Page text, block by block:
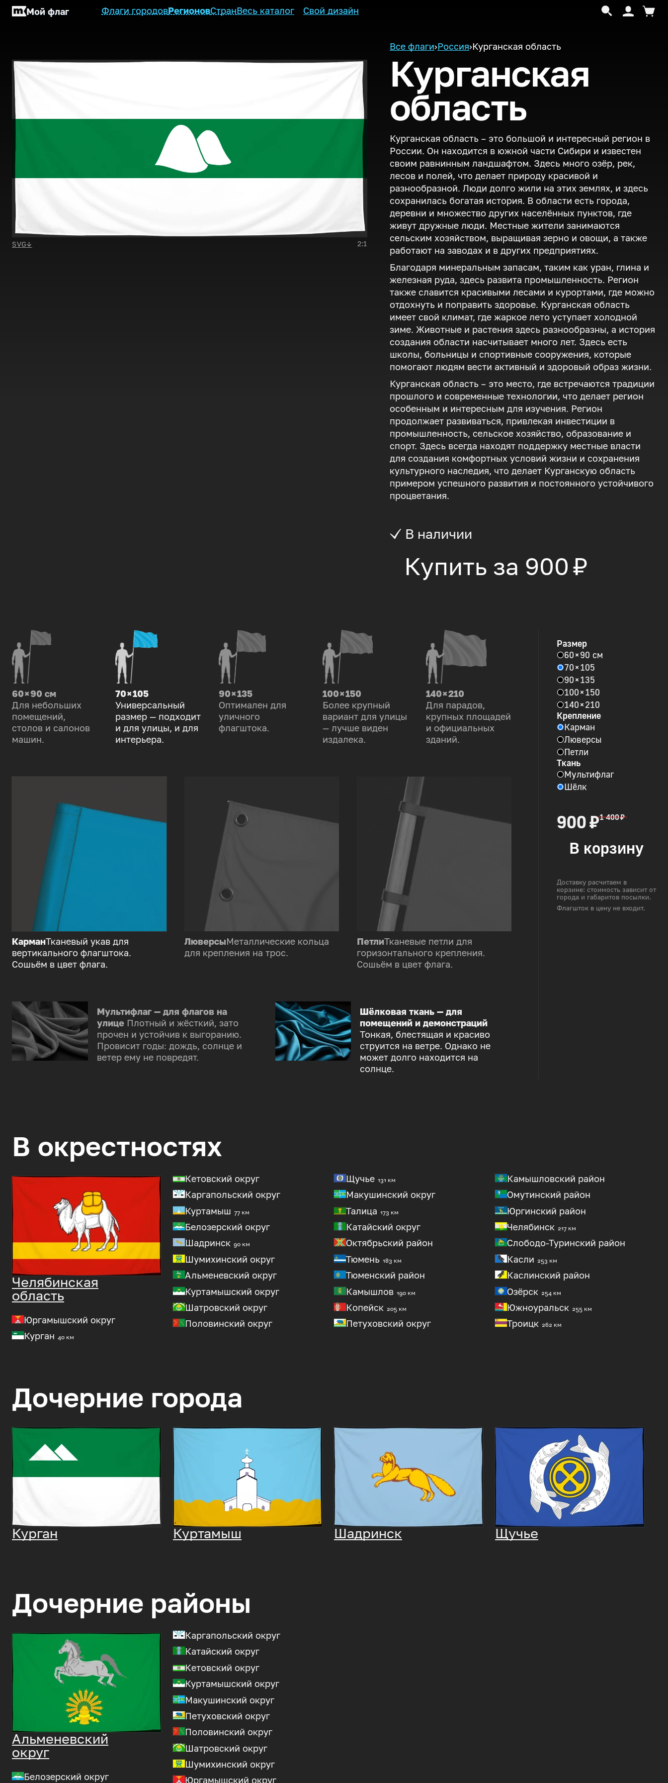
Мой флаг Флаги городовРегионовСтранВесь каталог Свой дизайн
Все флаги›Россия›Курганская область
SVG↓ 2:1
Курганская
область
Курганская область – это большой и интересный регион в
России. Он находится в южной части Сибири и известен
своим равнинным ландшафтом. Здесь много озёр, рек,
лесов и полей, что делает природу красивой и
разнообразной. Люди долго жили на этих землях, и здесь
сохранилась богатая история. В области есть города,
деревни и множество других населённых пунктов, где
живут дружные люди. Местные жители занимаются
сельским хозяйством, выращивая зерно и овощи, а также
работают на заводах и в других предприятиях.
Благодаря минеральным запасам, таким как уран, глина и
железная руда, здесь развита промышленность. Регион
также славится красивыми лесами и курортами, где можно
отдохнуть и поправить здоровье. Курганская область
имеет свой климат, где жаркое лето уступает холодной
зиме. Животные и растения здесь разнообразны, а история
создания области насчитывает много лет. Здесь есть
школы, больницы и спортивные сооружения, которые
помогают людям вести активный и здоровый образ жизни.
Курганская область – это место, где встречаются традиции
прошлого и современные технологии, что делает регион
особенным и интересным для изучения. Регион
продолжает развиваться, привлекая инвестиции в
промышленность, сельское хозяйство, образование и
спорт. Здесь всегда находят поддержку местные власти
для создания комфортных условий жизни и сохранения
культурного наследия, что делает Курганскую область
примером успешного развития и постоянного устойчивого
процветания.
В наличии
Купить за 900 ₽
60 × 90 см
Для небольших
помещений,
столов и салонов
машин.
70 × 105
Универсальный
размер — подходит
и для улицы, и для
интерьера.
90 × 135
Оптимален для
уличного
флагштока.
100 × 150
Более крупный
вариант для улицы
— лучше виден
издалека.
140 × 210
Для парадов,
крупных площадей
и официальных
зданий.
КарманТканевый укав для
вертикального флагштока.
Сошьём в цвет флага.
ЛюверсыМеталлические кольца
для крепления на трос.
ПетлиТканевые петли для
горизонтального крепления.
Сошьём в цвет флага.
Мультифлаг — для флагов на
улицеПлотный и жёсткий, зато
прочен и устойчив к выгоранию.
Провисит годы: дождь, солнце и
ветер ему не повредят.
Шёлковая ткань — для
помещений и демонстраций
Тонкая, блестящая и красиво
струится на ветре. Однако не
может долго находится на
солнце.
Размер
60 × 90 см
70 × 105
90 × 135
100 × 150
140 × 210
Крепление
Карман
Люверсы
Петли
Ткань
Мультифлаг
Шёлк
900 ₽1 400 ₽
В корзину
Доставку расчитаем в
корзине: стоимость зависит от
города и габаритов посылки.
Флагшток в цену не входит.
В окрестностях
Челябинская
область
Юргамышский округ
Курган 40 км
Кетовский округ
Каргапольский округ
Куртамыш 77 км
Белозерский округ
Шадринск 90 км
Шумихинский округ
Альменевский округ
Куртамышский округ
Шатровский округ
Половинский округ
Щучье 131 км
Макушинский округ
Талица 173 км
Катайский округ
Октябрьский район
Тюмень 183 км
Тюменский район
Камышлов 190 км
Копейск 205 км
Петуховский округ
Камышловский район
Омутинский район
Юргинский район
Челябинск 217 км
Слободо-Туринский район
Касли 253 км
Каслинский район
Озёрск 254 км
Южноуральск 255 км
Троицк 262 км
Дочерние города
Курган Куртамыш Шадринск Щучье
Дочерние районы
Альменевский
округ
Белозерский округ
Каргапольский округ
Катайский округ
Кетовский округ
Куртамышский округ
Макушинский округ
Петуховский округ
Половинский округ
Шатровский округ
Шумихинский округ
Юргамышский округ